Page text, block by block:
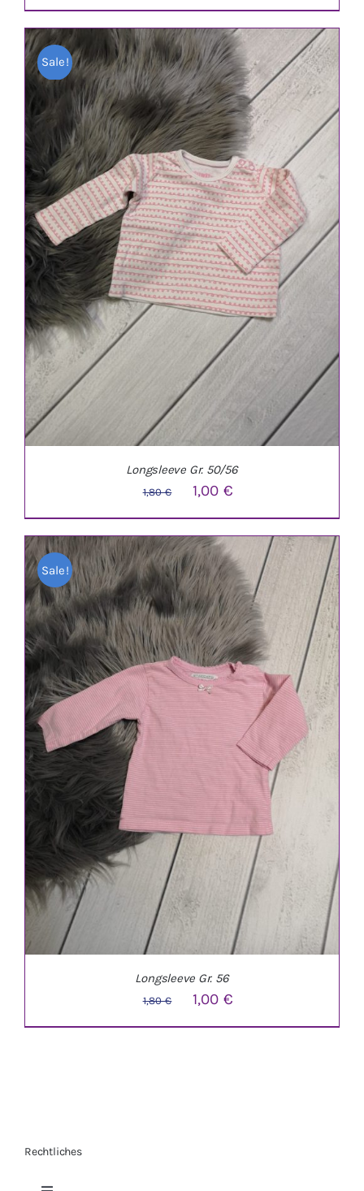
IN DEN WARENKORB DETAILS
Preis
war:
1,80 €
Preis
ist:
1,20 €.
Sale!
IN DEN WARENKORB / DETAILS
Longsleeve Gr. 50/56
1,80€
Ursprünglicher
Preis
war:
1,80 €
1,00€
Preis
1,00 €.
Sale!
Longsleeve Gr. 56
1,80€
Ursprünglicher
Preis
1,00€
Preis
Rechtliches